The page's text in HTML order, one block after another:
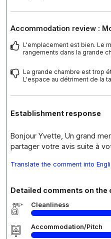
Accommodation review :
L'emplacement est bien. Le
rangements dans la grande
La grande chambre est trop
L'espace au détriment de la
Establishment response
Bonjour Yvette, Un grand
partager votre avis suite à
Translate the comment into
Detailed comments on the
Cleanliness
Accommodation/Pitch